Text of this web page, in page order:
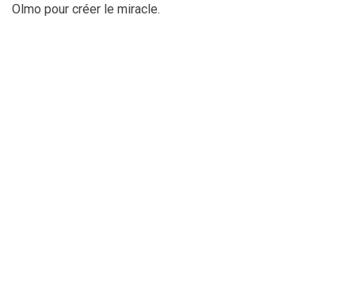
Olmo pour créer le miracle.